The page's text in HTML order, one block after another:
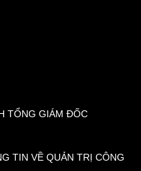
TỔNG GIÁM ĐỐC
TIN VỀ QUẢN TRỊ CÔNG